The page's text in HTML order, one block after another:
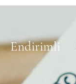
Endirimli